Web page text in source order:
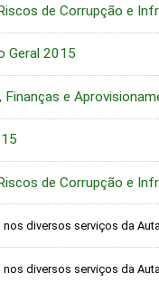
de Corrupção e
Geral 2015
Finanças e
de Corrupção e
diversos serviços da
diversos serviços da